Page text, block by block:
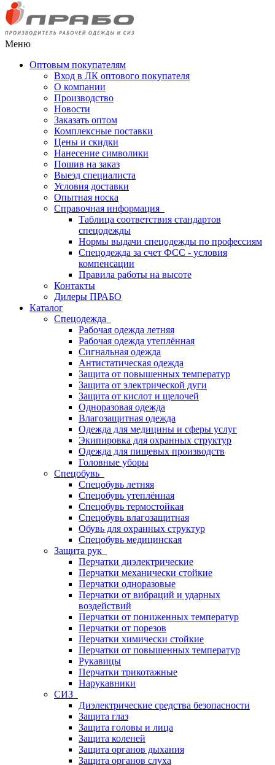
Меню
Оптовым покупателям
Вход в ЛК оптового покупателя
О компании
Производство
Новости
Заказать оптом
Комплексные поставки
Цены и скидки
Нанесение символики
Пошив на заказ
Выезд специалиста
Условия доставки
Опытная носка
Справочная информация
Таблица соответствия стандартов
спецодежды
Нормы выдачи спецодежды по профессиям
Спецодежда за счет ФСС - условия
компенсации
Правила работы на высоте
Контакты
Дилеры ПРАБО
Каталог
Спецодежда
Рабочая одежда летняя
Рабочая одежда утеплённая
Сигнальная одежда
Антистатическая одежда
Защита от повышенных температур
Защита от электрической дуги
Защита от кислот и щелочей
Одноразовая одежда
Влагозащитная одежда
Одежда для медицины и сферы услуг
Экипировка для охранных структур
Одежда для пищевых производств
Головные уборы
Спецобувь
Спецобувь летняя
Спецобувь утеплённая
Спецобувь термостойкая
Спецобувь влагозащитная
Обувь для охранных структур
Спецобувь медицинская
Защита рук
Перчатки диэлектрические
Перчатки механически стойкие
Перчатки одноразовые
Перчатки от вибраций и ударных
воздействий
Перчатки от пониженных температур
Перчатки от порезов
Перчатки химически стойкие
Перчатки от повышенных температур
Рукавицы
Перчатки трикотажные
Нарукавники
СИЗ
Диэлектрические средства безопасности
Защита глаз
Защита головы и лица
Защита коленей
Защита органов дыхания
Защита органов слуха